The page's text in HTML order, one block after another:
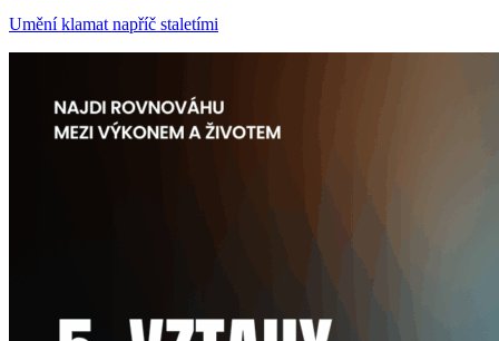
Umění klamat napříč staletími